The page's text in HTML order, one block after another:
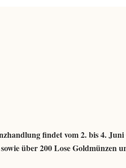
findet vom 2. bis 4.
über 200 Lose